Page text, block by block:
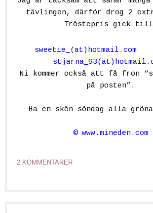
tävlingen, därför drog 2
Tröstepris gick
Ni kommer också att få frön
på posten”.
Ha en skön söndag alla
©www.mineden.com
2 KOMMENTARER